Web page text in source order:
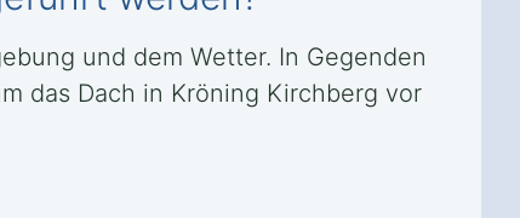
und dem Wetter. In Gegenden
das Dach in Kröning Kirchberg vor